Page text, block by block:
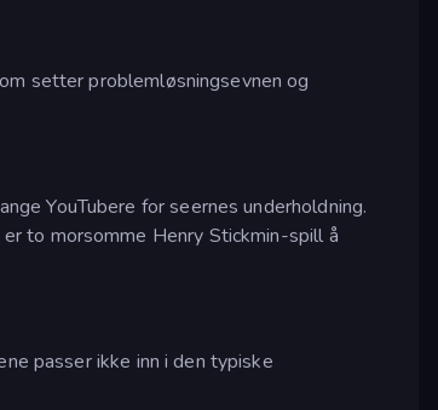
setter problemløsningsevnen og
YouTubere for seernes underholdning.
er to morsomme Henry Stickmin-spill å
passer ikke inn i den typiske